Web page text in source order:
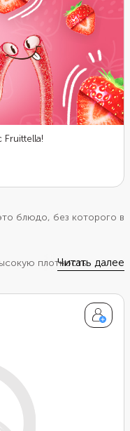
блюдо, без которого в
плотность
мы получаем много
включая витамины и
относительно
способствуя
Благодаря
овощей есть много
А специи и свежие
Количество
Читать далее